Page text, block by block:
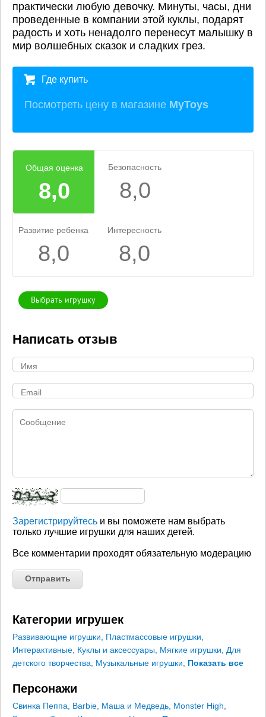
практически любую девочку. Минуты, часы, дни
проведенные в компании этой куклы, подарят
радость и хоть ненадолго перенесут малышку в
мир волшебных сказок и сладких грез.
Где купить
Посмотреть цену в магазине MyToys
Общая оценка
8,0
Безопасность
8,0
Развитие ребенка
8,0
Интересность
8,0
Выбрать игрушку
Написать отзыв
Зарегистрируйтесь и вы поможете нам выбрать
только лучшие игрушки для наших детей.
Все комментарии проходят обязательную модерацию
Категории игрушек
Развивающие игрушки Пластмассовые игрушки
Интерактивные Куклы и аксессуары Мягкие игрушки
Для
детского творчества
Музыкальные игрушки Показать все
Персонажи
Свинка Пеппа Barbie Маша и Медведь Monster High